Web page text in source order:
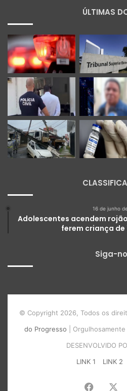
ÚLTIMAS
16 de junho
Adolescentes acendem
ferem criança de
Siga-
© Copyright 2026, Todos os
do Progresso |
DESENVOLVIDO
LINK 1
LINK 2